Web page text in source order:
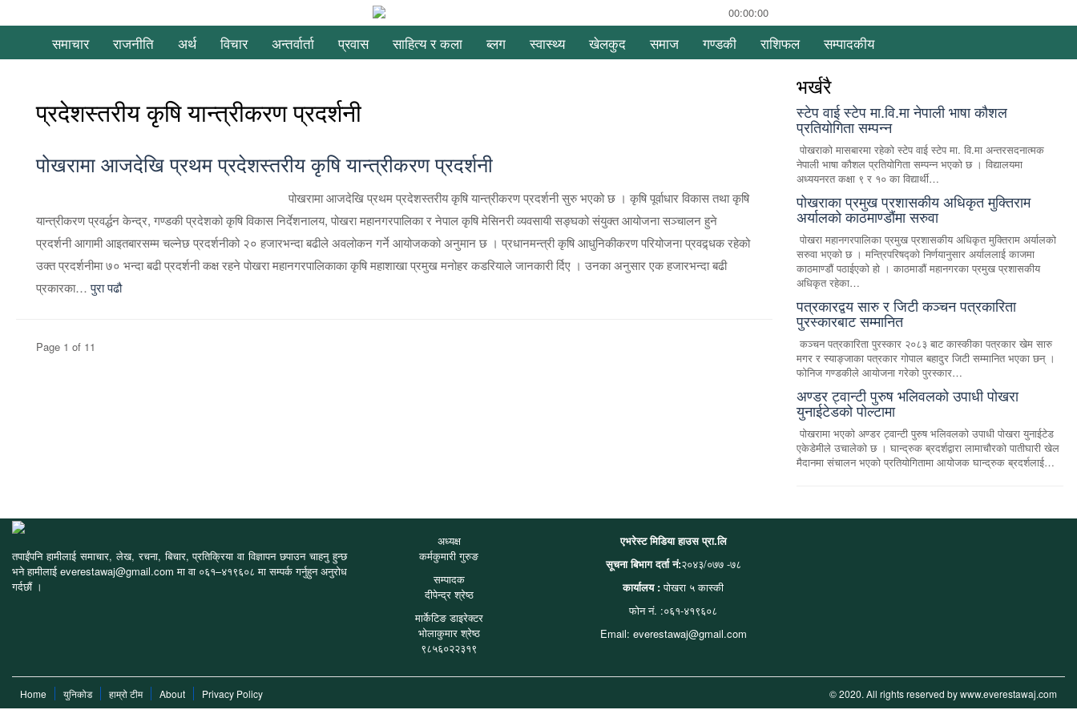
00:00:00
समाचार राजनीति अर्थ विचार अन्तर्वार्ता प्रवास साहित्य र कला ब्लग स्वास्थ्य खेलकुद समाज गण्डकी राशिफल सम्पादकीय
प्रदेशस्तरीय कृषि यान्त्रीकरण प्रदर्शनी
पोखरामा आजदेखि प्रथम प्रदेशस्तरीय कृषि यान्त्रीकरण प्रदर्शनी
पोखरामा आजदेखि प्रथम प्रदेशस्तरीय कृषि यान्त्रीकरण प्रदर्शनी सुरु भएको छ । कृषि पूर्वाधार विकास तथा कृषि
यान्त्रीकरण प्रवर्द्धन केन्द्र, गण्डकी प्रदेशको कृषि विकास निर्देशनालय, पोखरा महानगरपालिका र नेपाल कृषि मेसिनरी व्यवसायी सङ्घको संयुक्त आयोजना सञ्चालन हुने
प्रदर्शनी आगामी आइतबारसम्म चल्नेछ प्रदर्शनीको २० हजारभन्दा बढीले अवलोकन गर्ने आयोजकको अनुमान छ । प्रधानमन्त्री कृषि आधुनिकीकरण परियोजना प्रवद्र्धक रहेको
उक्त प्रदर्शनीमा ७० भन्दा बढी प्रदर्शनी कक्ष रहने पोखरा महानगरपालिकाका कृषि महाशाखा प्रमुख मनोहर कडरियाले जानकारी र्दिए । उनका अनुसार एक हजारभन्दा बढी
प्रकारका…पुरा पढौ
Page 1 of 11
भर्खरै
स्टेप वाई स्टेप मा.वि.मा नेपाली भाषा कौशल
प्रतियोगिता सम्पन्न
पोखराको मासबारमा रहेको स्टेप वाई स्टेप मा. वि.मा अन्तरसदनात्मक
नेपाली भाषा कौशल प्रतियोगिता सम्पन्न भएको छ । विद्यालयमा
अध्ययनरत कक्षा ९ र १० का विद्यार्थी…
पोखराका प्रमुख प्रशासकीय अधिकृत मुक्तिराम
अर्यालको काठमाण्डौंमा सरुवा
पोखरा महानगरपालिका प्रमुख प्रशासकीय अधिकृत मुक्तिराम अर्यालको
सरुवा भएको छ । मन्त्रिपरिषद्को निर्णयानुसार अर्याललाई काजमा
काठमाण्डौं पठाईएको हो । काठमाडौं महानगरका प्रमुख प्रशासकीय
अधिकृत रहेका…
पत्रकारद्वय सारु र जिटी कञ्चन पत्रकारिता
पुरस्कारबाट सम्मानित
कञ्चन पत्रकारिता पुरस्कार २०८३ बाट कास्कीका पत्रकार खेम सारु
मगर र स्याङ्जाका पत्रकार गोपाल बहादुर जिटी सम्मानित भएका छन् ।
फोनिज गण्डकीले आयोजना गरेको पुरस्कार…
अण्डर ट्वान्टी पुरुष भलिवलको उपाधी पोखरा
युनाईटेडको पोल्टामा
पोखरामा भएको अण्डर ट्वान्टी पुरुष भलिवलको उपाधी पोखरा युनाईटेड
एकेडेमीले उचालेको छ । घान्द्रुक ब्रदर्शद्वारा लामाचौरको पातीघारी खेल
मैदानमा संचालन भएको प्रतियोगितामा आयोजक घान्द्रुक ब्रदर्शलाई…
तपाईंपनि हामीलाई समाचार, लेख, रचना, बिचार, प्रतिक्रिया वा विज्ञापन छपाउन चाहनु हुन्छ
भने हामीलाई everestawaj@gmail.com मा वा ०६१–४१९६०८ मा सम्पर्क गर्नुहुन अनुरोध
गर्दछौं ।
अध्यक्ष
कर्मकुमारी गुरुङ
सम्पादक
दीपेन्द्र श्रेष्ठ
मार्केटिङ डाइरेक्टर
भोलाकुमार श्रेष्ठ
९८५६०२२३१९
एभरेस्ट मिडिया हाउस प्रा.लि
सूचना बिभाग दर्ता नं:२०४३/०७७ -७८
कार्यालय :पोखरा ५ कास्की
फोन नं. :०६१-४१९६०८
Email: everestawaj@gmail.com
Home युनिकोड हाम्रो टीम About Privacy Policy © 2020. All rights reserved by www.everestawaj.com